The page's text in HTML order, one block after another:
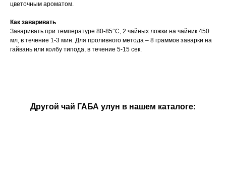
цветочным ароматом.
Как заваривать
Заваривать при температуре 80-85°C, 2 чайных ложки на чайник 450
мл, в течение 1-3 мин. Для проливного метода – 8 граммов заварки на
гайвань или колбу типода, в течение 5-15 сек.
Другой чай ГАБА улун в нашем каталоге: